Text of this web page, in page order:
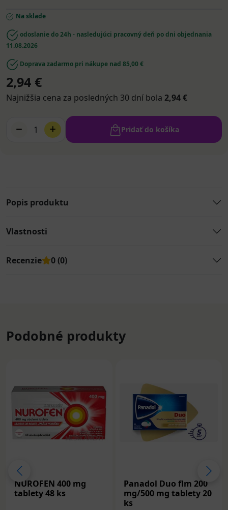
Na sklade
odoslanie do 24h - nasledujúci pracovný deň po dni objednania
11.08.2026
Doprava zadarmo pri nákupe nad 85,00 €
2,94 €
Najnižšia cena za posledných 30 dní bola 2,94 €
1 Pridať do košíka
Popis produktu
Vlastnosti
Recenzie 0 (0)
Podobné produkty
NUROFEN 400 mg
tablety 48 ks
Panadol Duo flm 200
mg/500 mg tablety 20
ks